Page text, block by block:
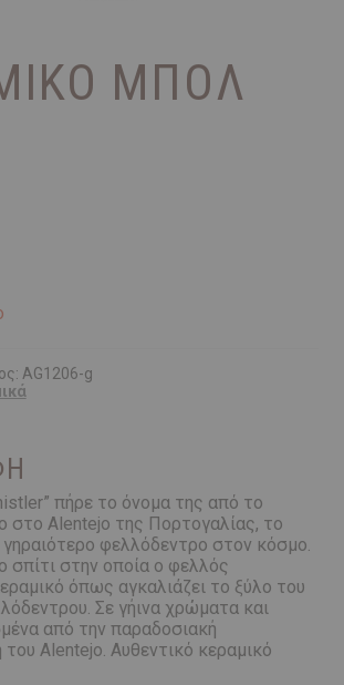
ΜΠΟΛ
AG1206-g
πήρε το όνομα της από το
στο Alentejo της Πορτογαλίας, το
γηραιότερο φελλόδεντρο στον κόσμο.
σπίτι στην οποία ο φελλός
όπως αγκαλιάζει το ξύλο του
Σε γήινα χρώματα και
από την παραδοσιακή
του Alentejo. Αυθεντικό κεραμικό